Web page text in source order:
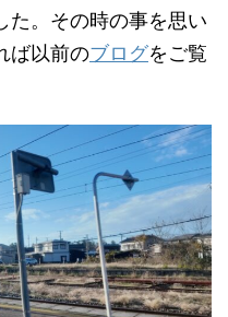
た。その時の事を思い
ば以前のブログをご覧